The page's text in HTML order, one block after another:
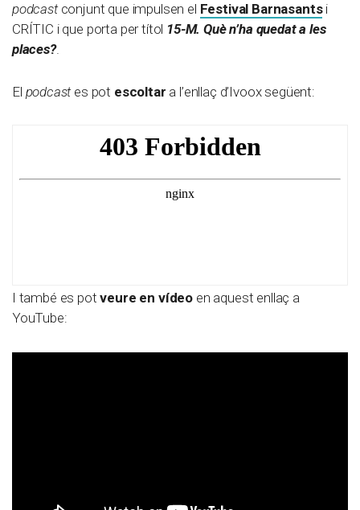
podcastconjunt que impulsen el Festival Barnasantsi
CRÍTIC i que porta per títol 15-M. Què n’ha quedat a les
places?.
El podcastes pot escoltar a l’enllaç d’Ivoox següent:
I també es potveure en vídeo en aquest enllaç a
YouTube: